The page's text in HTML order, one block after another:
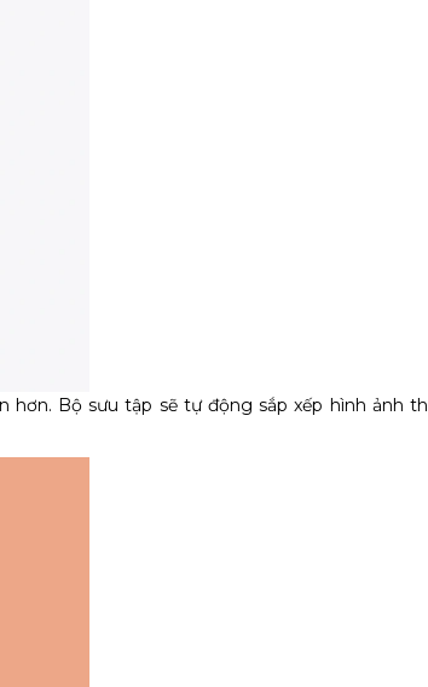
Bộ sưu tập sẽ tự động sắp xếp hình ảnh